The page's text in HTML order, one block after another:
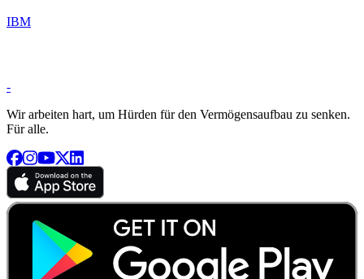
IBM
-
Wir arbeiten hart, um Hürden für den Vermögensaufbau zu senken.
Für alle.